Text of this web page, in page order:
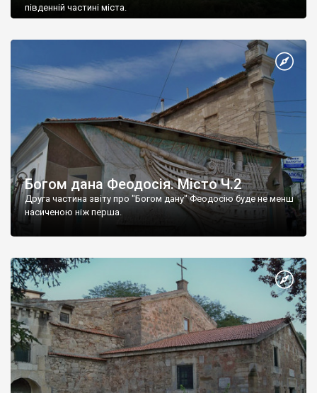
південній частині міста.
Богом дана Феодосія. Місто Ч.2
Друга частина звіту про "Богом дану" Феодосію буде не менш
насиченою ніж перша.